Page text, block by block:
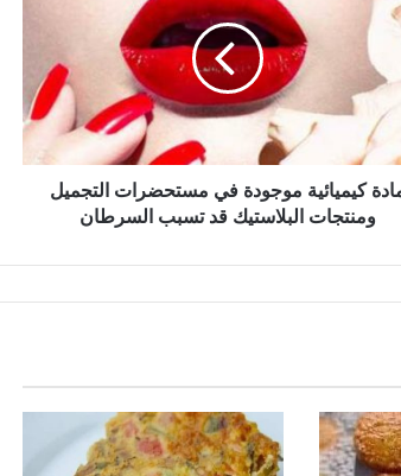
كيميائية موجودة في مستحضرات التجميل
ومنتجات البلاستيك قد تسبب السرطان